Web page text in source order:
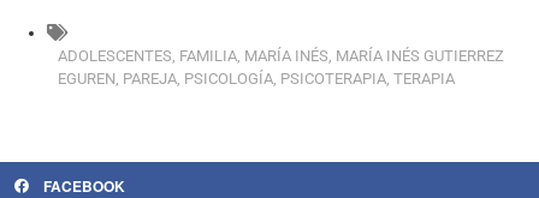
ADOLESCENTES, FAMILIA, MARÍA INÉS, MARÍA INÉS GUTIERREZ
EGUREN, PAREJA, PSICOLOGÍA, PSICOTERAPIA, TERAPIA
FACEBOOK